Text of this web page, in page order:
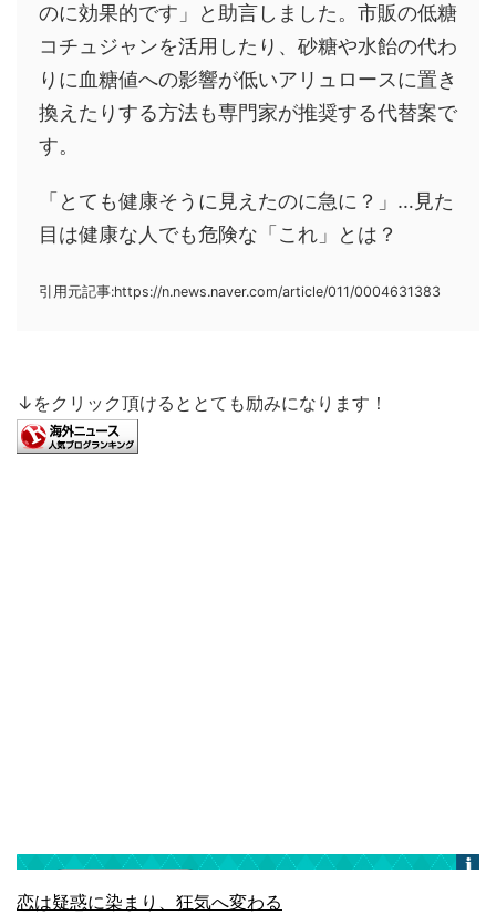
のに効果的です」と助言しました。市販の低糖
コチュジャンを活用したり、砂糖や水飴の代わ
りに血糖値への影響が低いアリュロースに置き
換えたりする方法も専門家が推奨する代替案で
す。
「とても健康そうに見えたのに急に？」…見た
目は健康な人でも危険な「これ」とは？
引用元記事:https://n.news.naver.com/article/011/0004631383
↓をクリック頂けるととても励みになります！
恋は疑惑に染まり、狂気へ変わる